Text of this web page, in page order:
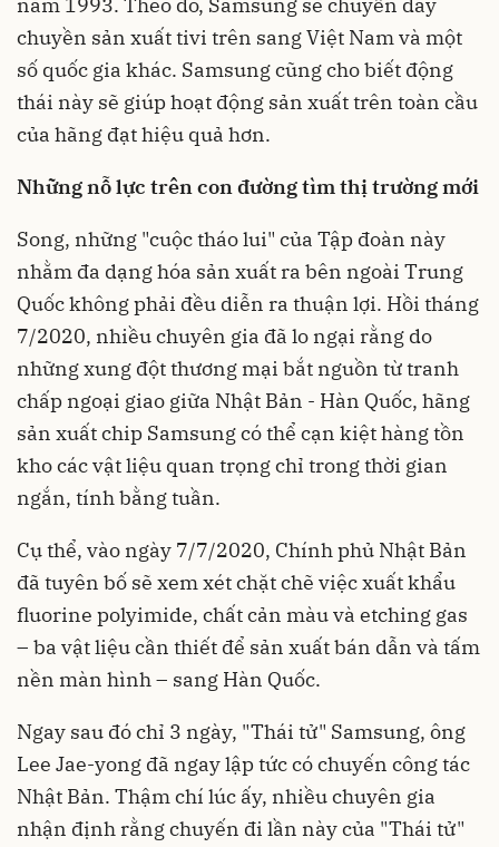
năm 1993. Theo đó, Samsung sẽ chuyển dây
chuyền sản xuất tivi trên sang Việt Nam và một
số quốc gia khác. Samsung cũng cho biết động
thái này sẽ giúp hoạt động sản xuất trên toàn cầu
của hãng đạt hiệu quả hơn.
Những nỗ lực trên con đường tìm thị trường mới
Song, những "cuộc tháo lui" của Tập đoàn này
nhằm đa dạng hóa sản xuất ra bên ngoài Trung
Quốc không phải đều diễn ra thuận lợi. Hồi tháng
7/2020, nhiều chuyên gia đã lo ngại rằng do
những xung đột thương mại bắt nguồn từ tranh
chấp ngoại giao giữa Nhật Bản - Hàn Quốc, hãng
sản xuất chip Samsung có thể cạn kiệt hàng tồn
kho các vật liệu quan trọng chỉ trong thời gian
ngắn, tính bằng tuần.
Cụ thể, vào ngày 7/7/2020, Chính phủ Nhật Bản
đã tuyên bố sẽ xem xét chặt chẽ việc xuất khẩu
fluorine polyimide, chất cản màu và etching gas
– ba vật liệu cần thiết để sản xuất bán dẫn và tấm
nền màn hình – sang Hàn Quốc.
Ngay sau đó chỉ 3 ngày, "Thái tử" Samsung, ông
Lee Jae-yong đã ngay lập tức có chuyến công tác
Nhật Bản. Thậm chí lúc ấy, nhiều chuyên gia
nhận định rằng chuyến đi lần này của "Thái tử"